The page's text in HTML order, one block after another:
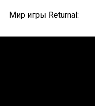
Мир игры Returnal: